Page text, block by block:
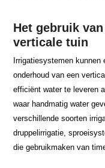
Het gebruik
verticale tuin
Irrigatiesystemen
onderhoud van een
efficiënt water te leveren
waar handmatig water
verschillende soorten
druppelirrigatie,
die gebruikmaken van